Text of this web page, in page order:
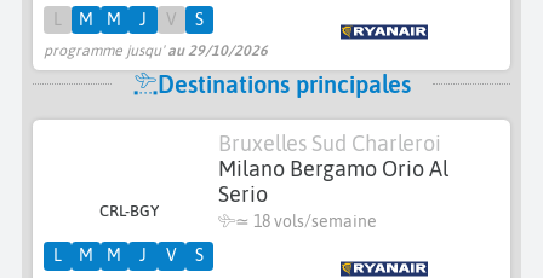
programme jusqu'au 29/10/2026
M M J V S
Destinations principales
CRL-BGY
Bruxelles Sud Charleroi
Milano Bergamo Orio Al
Serio
≃ 18 vols/semaine
L M M J V S